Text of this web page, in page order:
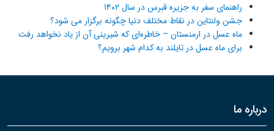
راهنمای سفر به جزیره قبرس در سال ۱۴۰۲
جشن ولنتاین در نقاط مختلف دنیا چگونه برگزار می شود؟
ماه عسل در ارمنستان – خاطره‌ای که شیرینی آن از یاد نخواهد رفت
برای ماه عسل در تایلند به کدام شهر برویم؟
درباره ما